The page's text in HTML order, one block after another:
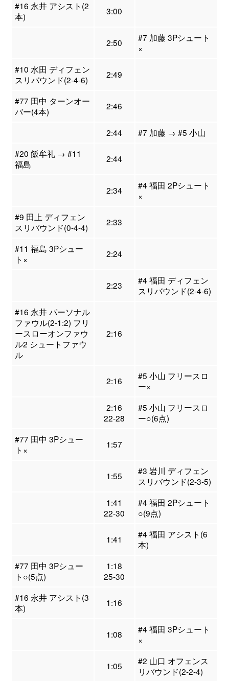
#16 永井 アシスト(2
本)
3:00
2:50
#7 加藤 3Pシュート
×
#10 水田 ディフェン
スリバウンド(2-4-6)
2:49
#77 田中 ターンオー
バー(4本)
2:46
2:44
#7 加藤 → #5 小山
#20 飯牟礼 → #11
福島
2:44
2:34
#4 福田 2Pシュート
×
#9 田上 ディフェン
スリバウンド(0-4-4)
2:33
#11 福島 3Pシュー
ト×
2:24
2:23
#4 福田 ディフェン
スリバウンド(2-4-6)
#16 永井 パーソナル
ファウル(2-1:2) フリ
ースローオンファウ
ル2 シュートファウ
ル
2:16
2:16
#5 小山 フリースロ
ー×
2:16
22-28
#5 小山 フリースロ
ー○(6点)
#77 田中 3Pシュー
ト×
1:57
1:55
#3 岩川 ディフェン
スリバウンド(2-3-5)
1:41
22-30
#4 福田 2Pシュート
○(9点)
1:41
#4 福田 アシスト(6
本)
#77 田中 3Pシュー
ト○(5点)
1:18
25-30
#16 永井 アシスト(3
本)
1:16
1:08
#4 福田 3Pシュート
×
1:05
#2 山口 オフェンス
リバウンド(2-2-4)